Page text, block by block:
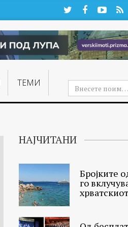
TwitterFacebookYouTube
RSS
ТЕМИ
НАЈЧИТАНИ
Бројките
го